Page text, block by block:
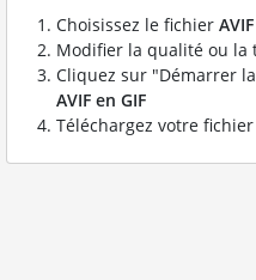
Choisissez le fichier AVIF
Modifier la qualité ou la
Cliquez sur "Démarrer
AVIF en GIF
Téléchargez votre fichier